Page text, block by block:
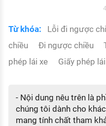
Từ khóa: Lỗi đi ngược
chiều
Đi ngược chiều
phép lái xe
Giấy phép
- Nội dung nêu trên là
chúng tôi dành cho
mang tính chất tham